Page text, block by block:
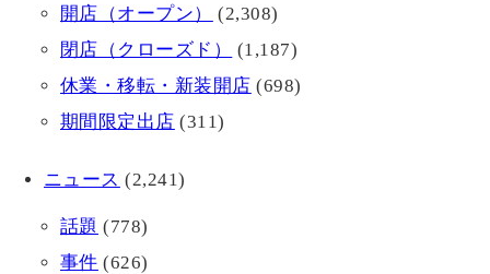
開店（オープン）
(2,308)
閉店（クローズド）
(1,187)
休業・移転・新装開店 (698)
期間限定出店 (311)
ニュース (2,241)
話題 (778)
事件 (626)